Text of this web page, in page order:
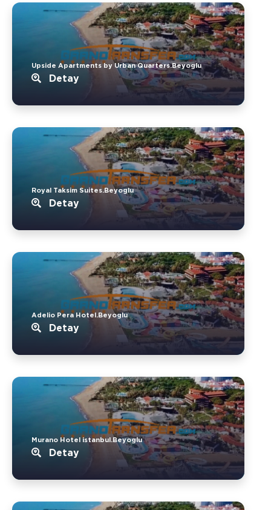
Upside Apartments by Urban Quarters.Beyoglu
Detay
Royal Taksim Suites.Beyoglu
Detay
Adelio Pera Hotel.Beyoglu
Detay
Murano Hotel istanbul.Beyoglu
Detay